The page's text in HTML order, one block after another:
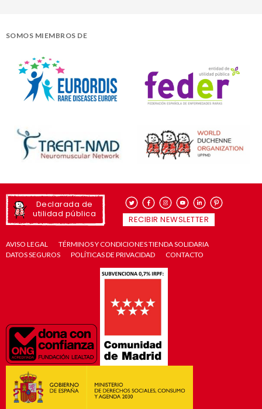
SOMOS MIEMBROS DE
Declarada de
utilidad pública
RECIBIR NEWSLETTER
AVISO LEGAL
TÉRMINOS Y CONDICIONES TIENDA SOLIDARIA
DATOS SEGUROS
POLÍTICAS DE PRIVACIDAD CONTACTO